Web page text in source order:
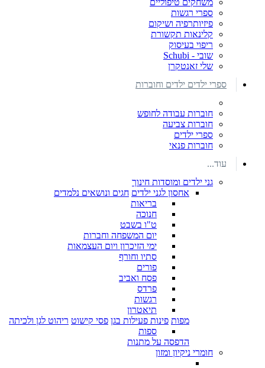
משחקים טיפוליים
ספרי רגשות
פיזיותרפיה ושיקום
קלינאות תקשורת
ריפוי בעיסוק
שובי - Schubi
שלי זאנטקרן
ספרי ילדים ילדים וחוברות
חוברות עבודה לחופש
חוברות צביעה
ספרי ילדים
חוברות פנאי
עוד...
גני ילדים ומוסדות חינוך
אחסון לגני ילדים חגים ונושאים נלמדים
בריאות
חנוכה
ט"ו בשבט
יום המשפחה וחברות
ימי הזיכרון ויום העצמאות
סתיו וחורף
פורים
פסח ואביב
פרדס
רגשות
תיאטרון
מפות פינות פעילות בגן פסי קישוט ריהוט לגן ולכיתה
ספות
הדפסה על מתנות
חומרי ניקיון ומזון